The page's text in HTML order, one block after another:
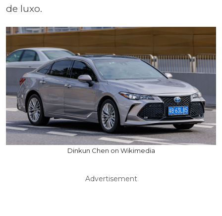
de luxo.
Dinkun Chen on Wikimedia
Advertisement